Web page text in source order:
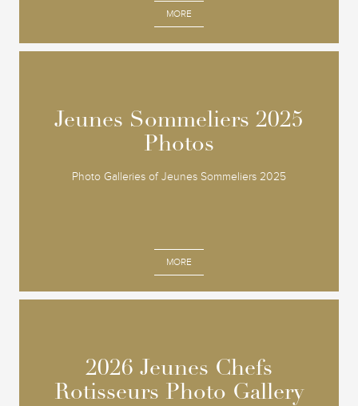
MORE
Jeunes Sommeliers 2025
Photos
Photo Galleries of Jeunes Sommeliers 2025
MORE
Jeunes Sommeliers 2025
Photos
2026 Jeunes Chefs
Rotisseurs Photo Gallery
2026 Jeunes Chefs
Rotisseurs Photo Gallery